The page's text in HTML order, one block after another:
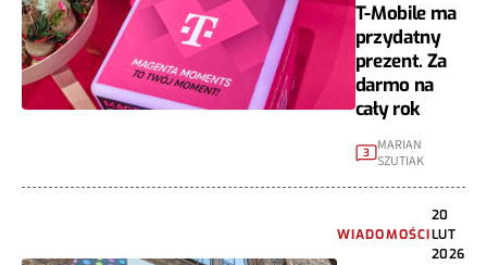
T-Mobile ma
przydatny
prezent. Za
darmo na
cały rok
3
MARIAN
SZUTIAK
WIADOMOŚCI
20
LUT
2026